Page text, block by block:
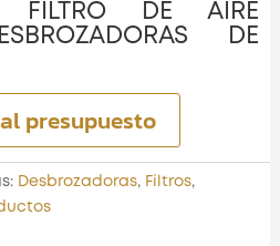
FILTRO DE AIRE
DE
presupuesto
Desbrozadoras, Filtros,